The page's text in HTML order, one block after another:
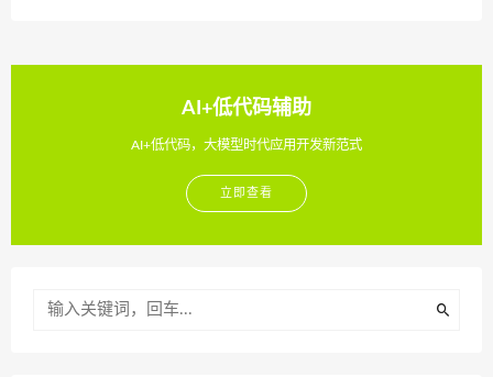
AI+低代码辅助
AI+低代码，大模型时代应用开发新范式
立即查看